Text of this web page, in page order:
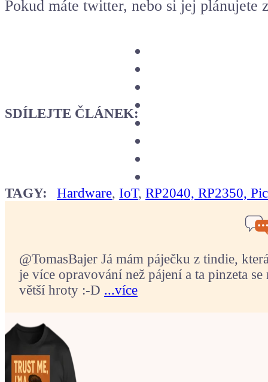
Pokud máte twitter, nebo si jej
SDÍLEJTE ČLÁNEK:
TAGY: Hardware,IoT,RP2040, RP2350,
@TomasBajer Já mám páječku z tindie,
je více opravování než pájení a ta pinzeta
větší hroty :-D ...více